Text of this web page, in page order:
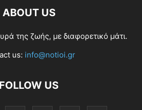
ABOUT US
της ζωής, με διαφορετικό μάτι.
us: info@notioi.gr
FOLLOW US